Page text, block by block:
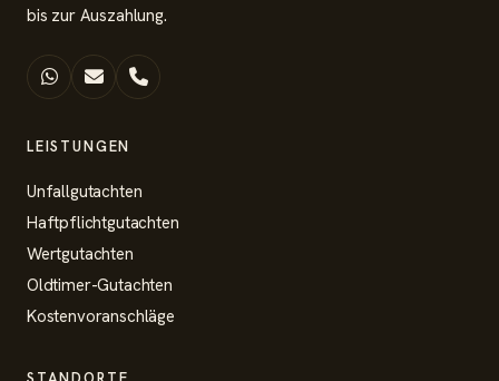
bis zur Auszahlung.
LEISTUNGEN
Unfallgutachten
Haftpflichtgutachten
Wertgutachten
Oldtimer-Gutachten
Kostenvoranschläge